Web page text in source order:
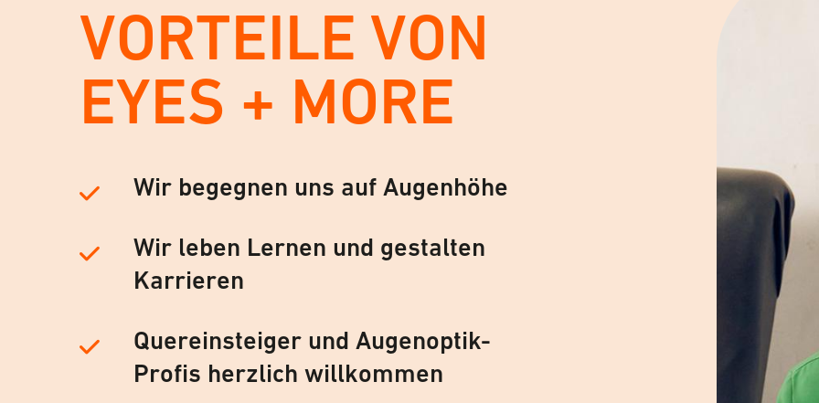
VORTEILE VON
EYES + MORE
Wir begegnen uns auf Augenhöhe
Wir leben Lernen und gestalten
Karrieren
Quereinsteiger und Augenoptik-
Profis herzlich willkommen